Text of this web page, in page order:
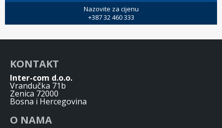
Nazovite za cijenu
+387 32 460 333
KONTAKT
Inter-com d.o.o.
Vrandučka 71b
Zenica 72000
Bosna i Hercegovina
O NAMA